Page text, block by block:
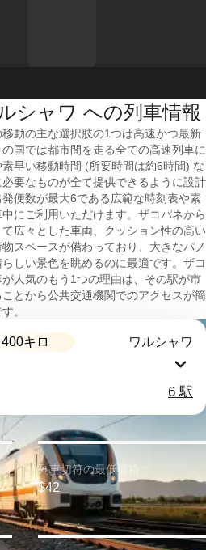
シャワ への列車情報
動の主な選択肢の1つは高速かつ最新
国では都市間を走る全ての高速列車に
早い移動時間 (所要時間は約6時間) な
要なものが全て提供できるように設計
便数が最大6である広範な時刻表や素
にご利用いただけます。ザコパネから
広々とした車両、クッション性の高い
スペースが備わっており、大きなパノ
しい景色を眺めるのに最適です。ザコ
人気のもう1つの理由は、その駅が市
とから公共交通機関でのアクセスが簡
。
400キロ ワルシャワ
6 駅
列車切符の最低価格：
$42